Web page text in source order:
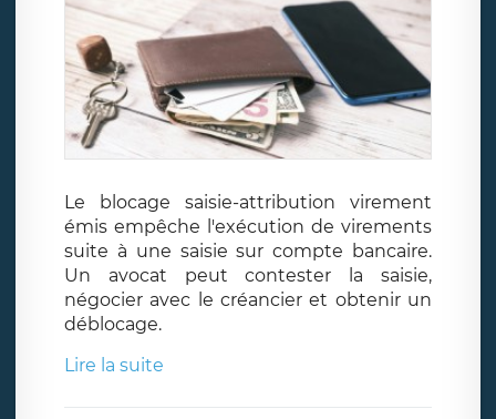
Le blocage saisie-attribution virement
émis empêche l'exécution de virements
suite à une saisie sur compte bancaire.
Un avocat peut contester la saisie,
négocier avec le créancier et obtenir un
déblocage.
Lire la suite